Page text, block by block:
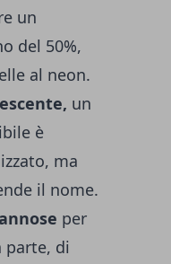
un
del 50%,
al neon.
un
è
ma
il nome.
per
parte, di